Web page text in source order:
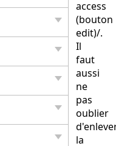
access
(bouton
edit)/.
Il
faut
aussi
ne
pas
oublier
la